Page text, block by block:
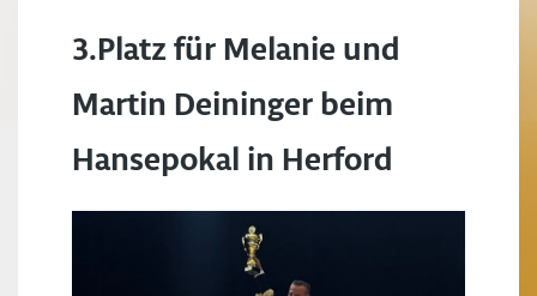
3.Platz für Melanie und
Martin Deininger beim
Hansepokal in Herford